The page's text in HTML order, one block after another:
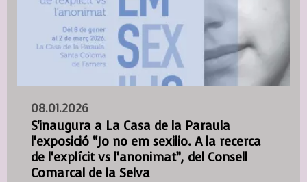
08.01.2026
S'inaugura a La Casa de la Paraula
l’exposició “Jo no em sexilio. A la recerca
de l’explícit vs l’anonimat”, del Consell
Comarcal de la Selva